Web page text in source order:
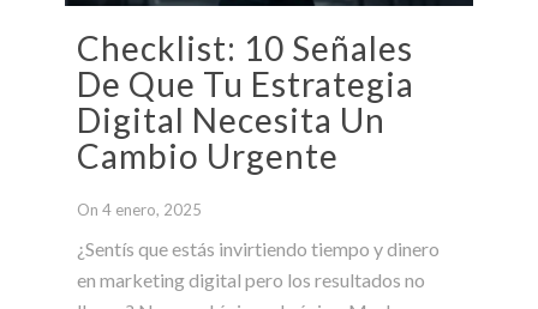
Checklist: 10 Señales
De Que Tu Estrategia
Digital Necesita Un
Cambio Urgente
On 4 enero, 2025
¿Sentís que estás invirtiendo tiempo y dinero
en marketing digital pero los resultados no